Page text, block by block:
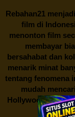
Rebahan21
film di
menonton film
membayar
bersahabat dan
menarik minat
tentang fenomena
mudah
Hollywood
produksi